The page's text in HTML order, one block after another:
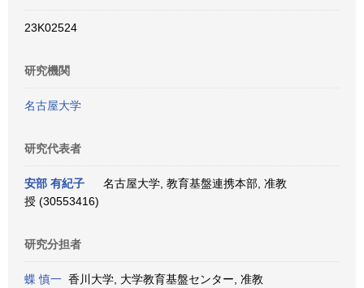
23K02524
研究機関
名古屋大学
研究代表者
安部 有紀子
名古屋大学, 教育基盤連携本部, 准教
授 (30553416)
研究分担者
蝶 慎一 香川大学, 大学教育基盤センター, 准教